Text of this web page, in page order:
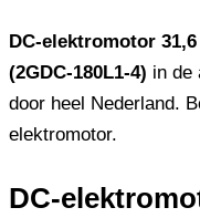
DC-elektromotor
(2GDC-180L1-4) in de
door heel Nederland.
elektromotor.
DC-